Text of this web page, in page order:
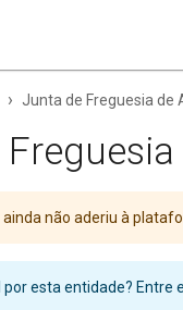
› Junta de Freguesia de
ainda não aderiu à
por esta entidade? Entre